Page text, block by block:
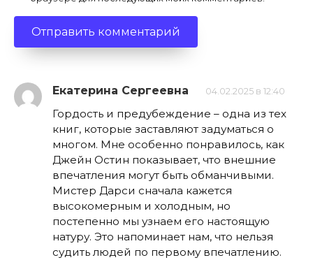
Екатерина Сергеевна 04.02.2025 в 12:40
Гордость и предубеждение – одна из тех
книг, которые заставляют задуматься о
многом. Мне особенно понравилось, как
Джейн Остин показывает, что внешние
впечатления могут быть обманчивыми.
Мистер Дарси сначала кажется
высокомерным и холодным, но
постепенно мы узнаем его настоящую
натуру. Это напоминает нам, что нельзя
судить людей по первому впечатлению.